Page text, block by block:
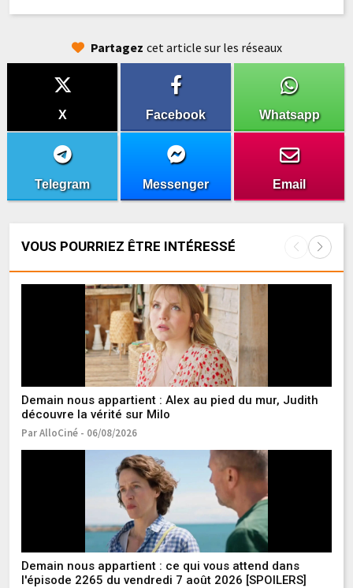
Partagez cet article sur les réseaux
X Facebook Whatsapp
Telegram Messenger Email
VOUS POURRIEZ ÊTRE INTÉRESSÉ
Demain nous appartient : Alex au pied du mur, Judith
découvre la vérité sur Milo
Par AlloCiné - 06/08/2026
Demain nous appartient : ce qui vous attend dans
l'épisode 2265 du vendredi 7 août 2026 [SPOILERS]